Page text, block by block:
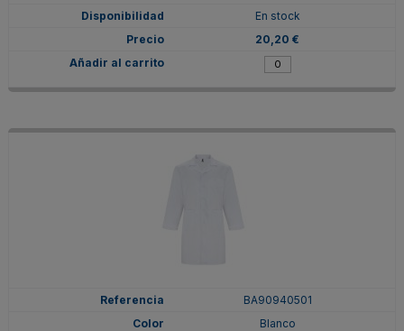
En stock
20,20 €
BA90940501
Blanco